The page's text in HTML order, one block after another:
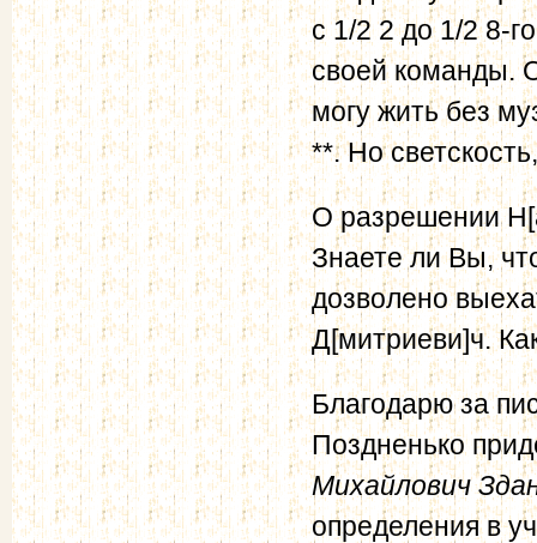
с 1/2 2 до 1/2 8-
своей команды.
могу жить без
**. Но
О разрешении
Знаете ли Вы,
дозволено
Д[митриеви]ч.
Благодарю за
Поздненько
Михайлович
определения в